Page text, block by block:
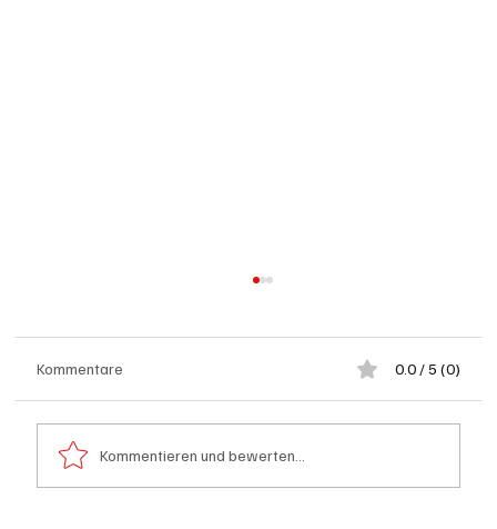
Kommentare 0.0 / 5 (0)
Kommentieren und bewerten...